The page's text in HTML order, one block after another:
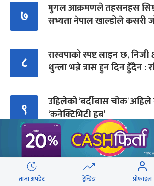
७
मुगल आक्रमणले तहसनहस
सभ्यता नेपाल खाल्डोले कसरी
८
रास्वपाको स्पष्ट लाइन छ, निजी
थुन्ला भन्ने त्रास हुन दिन हुँदैन :
९
उहिलेको ‘बर्दीबास चोक’
‘कनेक्टिभिटी हब’
Advertisment
ताजा अपडेट ट्रेन्डिङ प्रोफाइल